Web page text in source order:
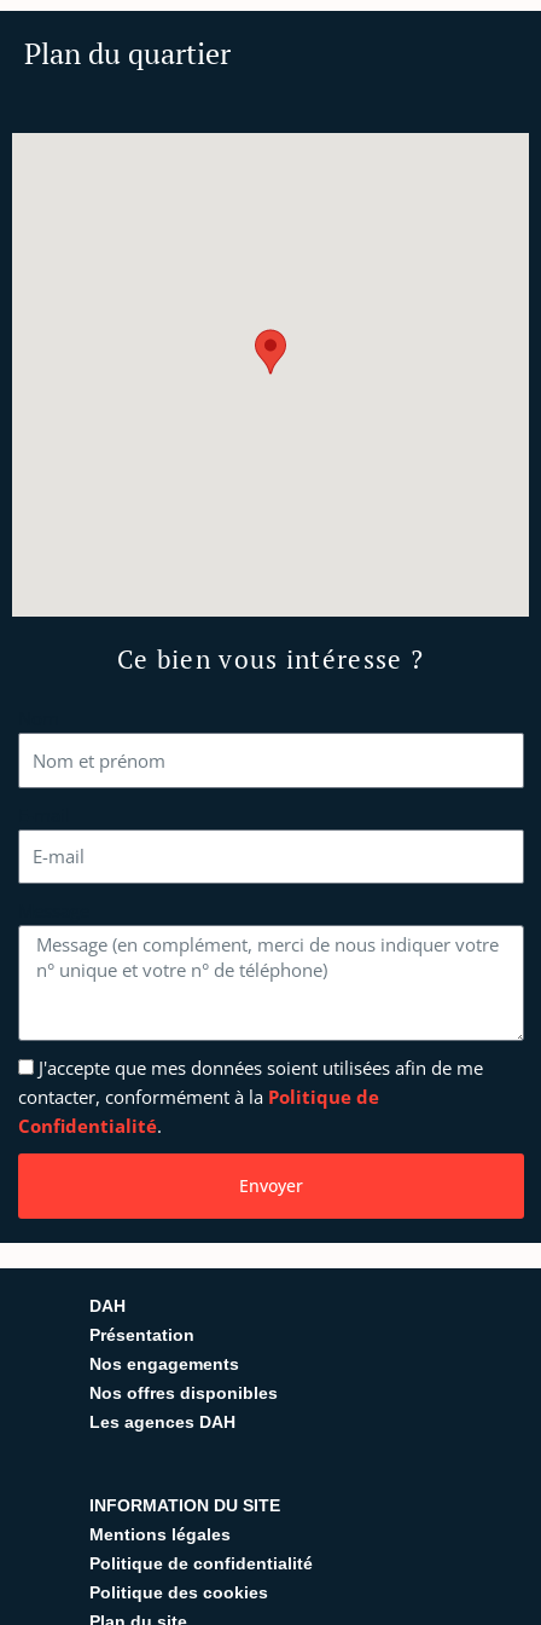
Plan du quartier
Ce bien vous intéresse ?
J'accepte que mes données soient utilisées afin de me
contacter, conformément à la Politique de
Confidentialité.
Envoyer
DAH
Présentation
Nos engagements
Nos offres disponibles
Les agences DAH
INFORMATION DU SITE
Mentions légales
Politique de confidentialité
Politique des cookies
Plan du site